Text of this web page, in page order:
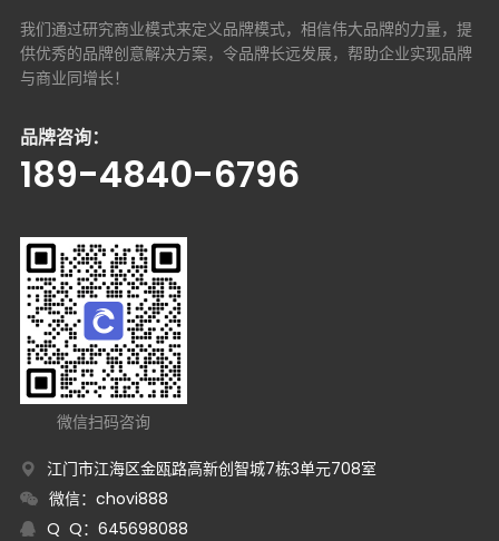
我们通过研究商业模式来定义品牌模式，相信伟大品牌的力量，提
供优秀的品牌创意解决方案， 令品牌长远发展，帮助企业实现品牌
与商业同增长！
品牌咨询：
189-4840-6796
微信扫码咨询
江门市江海区金瓯路高新创智城7栋3单元708室
微信：chovi888
Q Q：645698088